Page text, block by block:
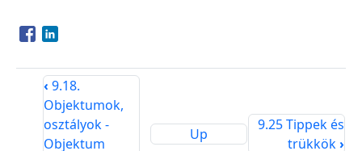
Opens in a new window
Opens in a new window
‹ 9.18.
Objektumok,
osztályok -
Objektum
Up
9.25 Tippek és
trükkök›